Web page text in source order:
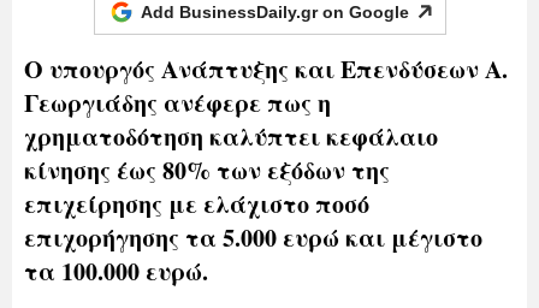
Add BusinessDaily.gr on Google
Ο υπουργός Ανάπτυξης και Επενδύσεων Α.
Γεωργιάδης ανέφερε πως η
χρηματοδότηση καλύπτει κεφάλαιο
κίνησης έως 80% των εξόδων της
επιχείρησης με ελάχιστο ποσό
επιχορήγησης τα 5.000 ευρώ και μέγιστο
τα 100.000 ευρώ.